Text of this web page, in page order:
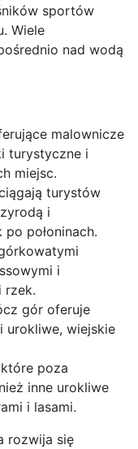
sportów
Wiele
nad wodą
malownicze
turystyczne i
miejsc.
turystów
i
połoninach.
i
rzek.
gór oferuje
urokliwe, wiejskie
poza
inne urokliwe
i lasami.
rozwija się